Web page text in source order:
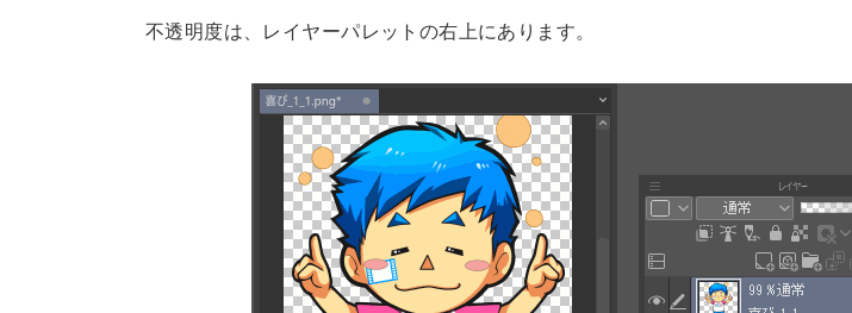
不透明度は、レイヤーパレットの右上にあります。